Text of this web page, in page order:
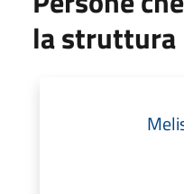
la struttura